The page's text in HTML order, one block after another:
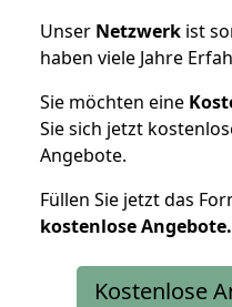
Unser Netzwerk ist
haben viele Jahre
Sie möchten eine
Sie sich jetzt
Angebote.
Füllen Sie jetzt das
kostenloseAngebote.
Kostenlose